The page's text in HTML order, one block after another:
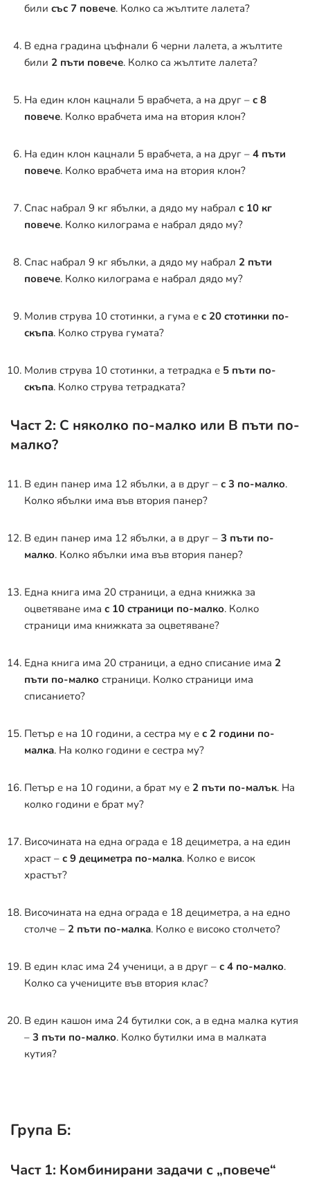
били със 7 повече. Колко са жълтите лалета?
В една градина цъфнали 6 черни лалета, а жълтите
били 2 пъти повече. Колко са жълтите лалета?
На един клон кацнали 5 врабчета, а на друг – с 8
повече. Колко врабчета има на втория клон?
На един клон кацнали 5 врабчета, а на друг – 4 пъти
повече. Колко врабчета има на втория клон?
Спас набрал 9 кг ябълки, а дядо му набрал с 10 кг
повече. Колко килограма е набрал дядо му?
Спас набрал 9 кг ябълки, а дядо му набрал 2 пъти
повече. Колко килограма е набрал дядо му?
Молив струва 10 стотинки, а гума е с 20 стотинки по-
скъпа. Колко струва гумата?
Молив струва 10 стотинки, а тетрадка е 5 пъти по-
скъпа. Колко струва тетрадката?
Част 2: С няколко по-малко или В пъти по-
малко?
В един панер има 12 ябълки, а в друг – с 3 по-малко.
Колко ябълки има във втория панер?
В един панер има 12 ябълки, а в друг – 3 пъти по-
малко. Колко ябълки има във втория панер?
Една книга има 20 страници, а една книжка за
оцветяване има с 10 страници по-малко. Колко
страници има книжката за оцветяване?
Една книга има 20 страници, а едно списание има 2
пъти по-малко страници. Колко страници има
списанието?
Петър е на 10 години, а сестра му е с 2 години по-
малка. На колко години е сестра му?
Петър е на 10 години, а брат му е 2 пъти по-малък. На
колко години е брат му?
Височината на една ограда е 18 дециметра, а на един
храст – с 9 дециметра по-малка. Колко е висок
храстът?
Височината на една ограда е 18 дециметра, а на едно
столче – 2 пъти по-малка. Колко е високо столчето?
В един клас има 24 ученици, а в друг – с 4 по-малко.
Колко са учениците във втория клас?
В един кашон има 24 бутилки сок, а в една малка кутия
– 3 пъти по-малко. Колко бутилки има в малката
кутия?
Група Б:
Част 1: Комбинирани задачи с „повече“